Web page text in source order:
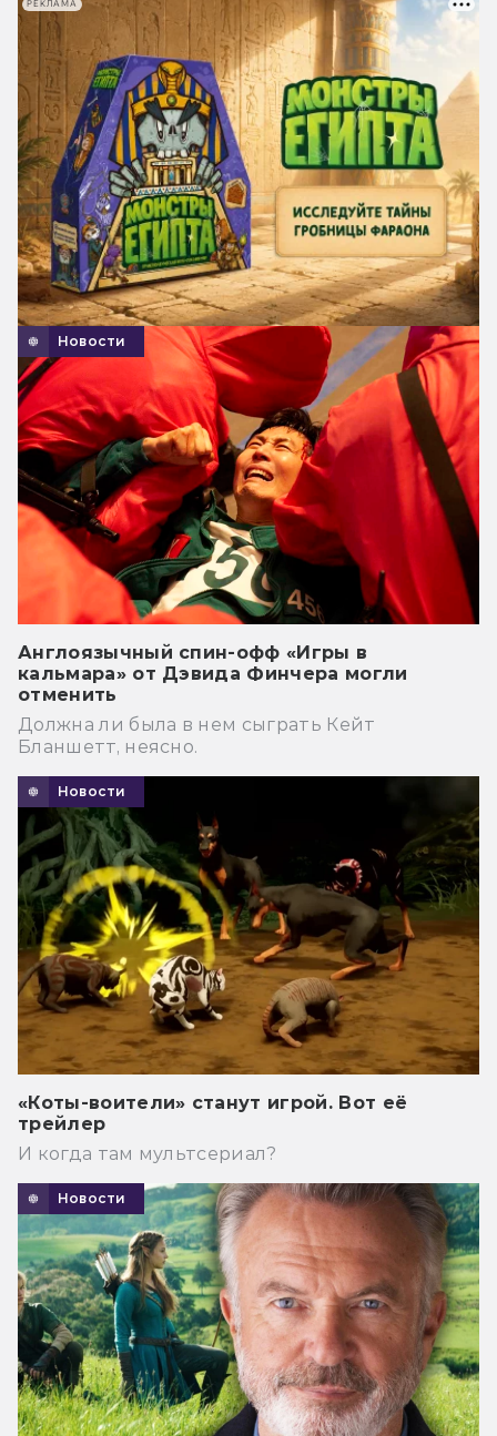
Новости
Англоязычный спин-офф «Игры в
кальмара» от Дэвида Финчера могли
отменить
Должна ли была в нем сыграть Кейт
Бланшетт, неясно.
Новости
«Коты-воители» станут игрой. Вот её
трейлер
И когда там мультсериал?
Новости
РЕКЛАМА